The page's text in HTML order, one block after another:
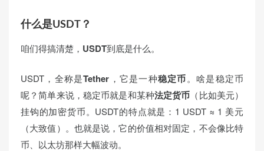
什么是USDT？
咱们得搞清楚， USDT到底是什么。
USDT，全称是Tether ，它是一种稳定币。啥是稳定币
呢？简单来说，稳定币就是和某种法定货币 （比如美元）
挂钩的加密货币。USDT的特点就是：1 USDT ≈ 1 美元
（大致值）。也就是说，它的价值相对固定，不会像比特
币、以太坊那样大幅波动。